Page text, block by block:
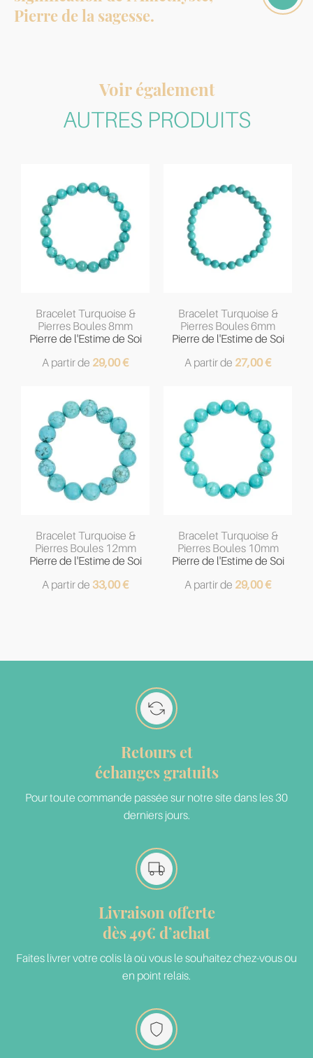
Pierre de la sagesse.
Voir également
AUTRES PRODUITS
Bracelet Turquoise &
Pierres Boules 8mm
Pierre de l'Estime de Soi
A partir de 29,00€
Bracelet Turquoise &
Pierres Boules 6mm
Pierre de l'Estime de Soi
A partir de 27,00€
Bracelet Turquoise &
Pierres Boules 12mm
Pierre de l'Estime de Soi
A partir de 33,00€
Bracelet Turquoise &
Pierres Boules 10mm
Pierre de l'Estime de Soi
A partir de 29,00€
Retours et
échanges gratuits
Pour toute commande passée sur notre site dans les 30
derniers jours.
Livraison offerte
dès 49€ d’achat
Faites livrer votre colis là où vous le souhaitez chez-vous ou
en point relais.